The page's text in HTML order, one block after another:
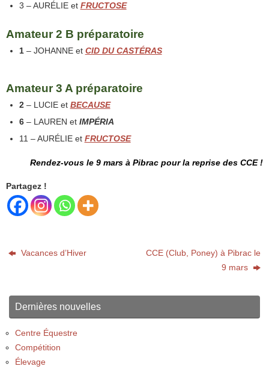
3 – AURÉLIE et FRUCTOSE
Amateur 2 B préparatoire
1– JOHANNE et CID DU CASTÉRAS
Amateur 3 A préparatoire
2 – LUCIE et BECAUSE
6– LAUREN et IMPÉRIA
11 – AURÉLIE et FRUCTOSE
Rendez-vous le 9 mars à Pibrac pour la reprise des CCE !
Partagez !
Vacances d’Hiver
CCE (Club, Poney) à Pibrac le
9 mars
Dernières nouvelles
Centre Équestre
Compétition
Élevage